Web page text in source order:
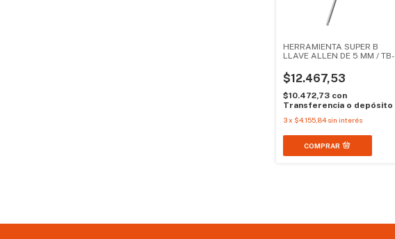
HERRAMIENTA SUPER B
LLAVE ALLEN DE 5 MM / TB-
$12.467,53
$10.472,73 con
Transferencia o depósito
3x $4.155,84 sin interés